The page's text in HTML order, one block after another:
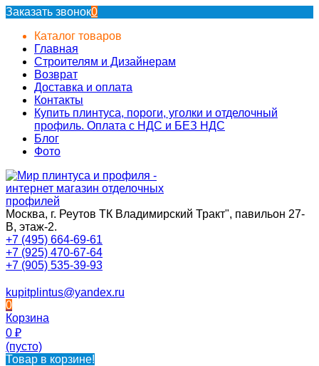
Заказать звонок0
Каталог товаров
Главная
Строителям и Дизайнерам
Возврат
Доставка и оплата
Контакты
Купить плинтуса, пороги, уголки и отделочный
профиль. Оплата с НДС и БЕЗ НДС
Блог
Фото
Москва, г. Реутов ТК Владимирский Тракт", павильон 27-
В, этаж-2.
+7 (495) 664-69-61
+7 (925) 470-67-64
+7 (905) 535-39-93
kupitplintus@yandex.ru
0
Корзина
0 ₽
(пусто)
Товар в корзине!